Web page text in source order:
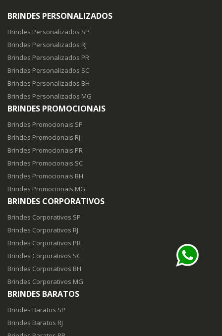
BRINDES PERSONALIZADOS
Brindes Personalizados SP
Brindes Personalizados RJ
Brindes Personalizados PR
Brindes Personalizados SC
Brindes Personalizados BH
Brindes Personalizados MG
BRINDES PROMOCIONAIS
Brindes Promocionais SP
Brindes Promocionais RJ
Brindes Promocionais PR
Brindes Promocionais SC
Brindes Promocionais BH
Brindes Promocionais MG
BRINDES CORPORATIVOS
Brindes Corporativos SP
Brindes Corporativos RJ
Brindes Corporativos PR
Brindes Corporativos SC
Brindes Corporativos BH
Brindes Corporativos MG
BRINDES BARATOS
Brindes Baratos SP
Brindes Baratos RJ